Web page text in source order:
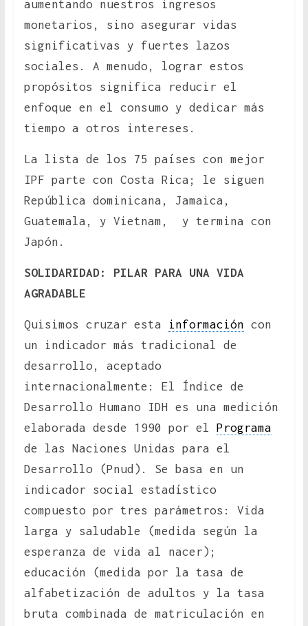
aumentando nuestros ingresos
monetarios, sino asegurar vidas
significativas y fuertes lazos
sociales. A menudo, lograr estos
propósitos significa reducir el
enfoque en el consumo y dedicar más
tiempo a otros intereses.
La lista de los 75 países con mejor
IPF parte con Costa Rica; le siguen
República dominicana, Jamaica,
Guatemala, y Vietnam, y termina con
Japón.
SOLIDARIDAD: PILAR PARA UNA VIDA
AGRADABLE
Quisimos cruzar esta información con
un indicador más tradicional de
desarrollo, aceptado
internacionalmente: El Índice de
Desarrollo Humano IDH es una medición
elaborada desde 1990 por el Programa
de las Naciones Unidas para el
Desarrollo (Pnud). Se basa en un
indicador social estadístico
compuesto por tres parámetros: Vida
larga y saludable (medida según la
esperanza de vida al nacer);
educación (medida por la tasa de
alfabetización de adultos y la tasa
bruta combinada de matriculación en